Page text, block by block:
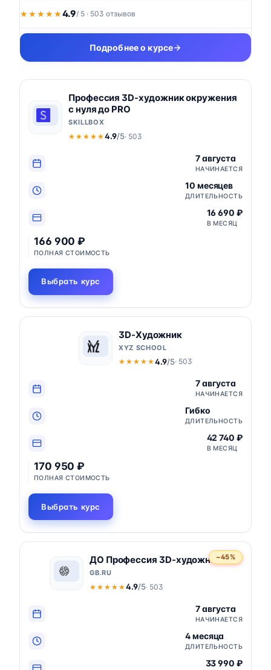
★★★★★
★★★★★4.9/ 5 · 503 отзывов
Подробнее о курсе
Профессия 3D-художник окружения
с нуля до PRO
SKILLBOX
★★★★★
★★★★★4.9/5· 503
7 августа
НАЧИНАЕТСЯ
10 месяцев
ДЛИТЕЛЬНОСТЬ
16 690 ₽
В МЕСЯЦ
166 900 ₽
ПОЛНАЯ СТОИМОСТЬ
Выбрать курс
3D-Художник
XYZ SCHOOL
★★★★★
★★★★★4.9/5· 503
7 августа
НАЧИНАЕТСЯ
Гибко
ДЛИТЕЛЬНОСТЬ
42 740 ₽
В МЕСЯЦ
170 950 ₽
ПОЛНАЯ СТОИМОСТЬ
Выбрать курс
−45%
ДО Профессия 3D-художник
GB.RU
★★★★★
★★★★★4.9/5· 503
7 августа
НАЧИНАЕТСЯ
4 месяца
ДЛИТЕЛЬНОСТЬ
33 990 ₽